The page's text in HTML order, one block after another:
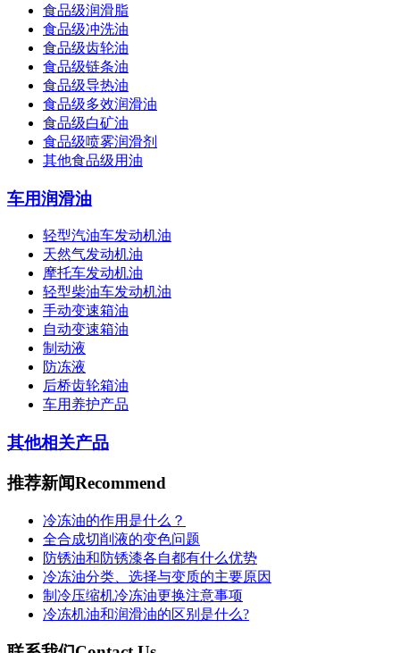
食品级润滑脂
食品级冲洗油
食品级齿轮油
食品级链条油
食品级导热油
食品级多效润滑油
食品级白矿油
食品级喷雾润滑剂
其他食品级用油
车用润滑油
轻型汽油车发动机油
天然气发动机油
摩托车发动机油
轻型柴油车发动机油
手动变速箱油
自动变速箱油
制动液
防冻液
后桥齿轮箱油
车用养护产品
其他相关产品
推荐新闻Recommend
冷冻油的作用是什么？
全合成切削液的变色问题
防锈油和防锈漆各自都有什么优势
冷冻油分类、选择与变质的主要原因
制冷压缩机冷冻油更换注意事项
冷冻机油和润滑油的区别是什么?